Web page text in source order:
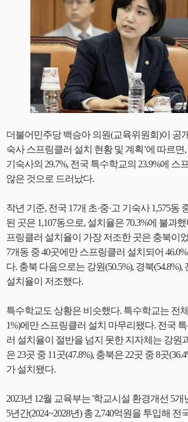
더불어민주당 백승아 의원(교육위원회)이 공개
숙사 스프링클러 설치 현황 및 계획’에 따르면,
기숙사의 29.7%, 전국 특수학교의 23.9%에 스
않은 것으로 드러났다.
작년 기준, 전국 17개 초·중·고 기숙사 1,575동
된 곳은 1,107동으로, 설치율은 70.3%에 불과
프링클러 설치율이 가장 저조한 곳은 충북이
7개동 중 40곳에만 스프링클러 설치되어
다. 충북 다음으로는 강원(50.5%), 경북(54.8%),
설치율이 저조했다.
특수학교도 상황은 비슷했다. 특수학교는 전체
1%)에만 스프링클러 설치 마무리됐다. 전국
러 설치율이 절반을 넘지 못한 지자체는 강원
은 23곳 중 11곳(47.8%), 충북은 22곳 중 8곳
가 설치됐다.
2023년 12월 교육부는 '학교시설 환경개선 5개
5년간(2024~2028년) 총 2,740억원을 투입해 전